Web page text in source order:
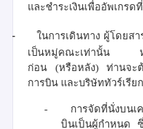
และชำระเงินเพื่ออัพเกร
- ในการเดินทาง ผู้โดยสา
เป็นหมู่คณะเท่านั้น หา
ก่อน (หรือหลัง) ท่านจะ
การบิน และบริษัททัวร์เรีย
- การจัดที่นั่งบนเ
บินเป็นผู้กำหนด ซึ่